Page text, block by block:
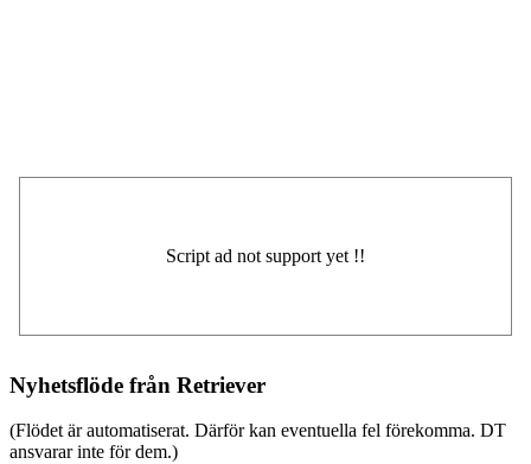
Nyhetsflöde från Retriever
(Flödet är automatiserat. Därför kan eventuella fel förekomma. DT
ansvarar inte för dem.)